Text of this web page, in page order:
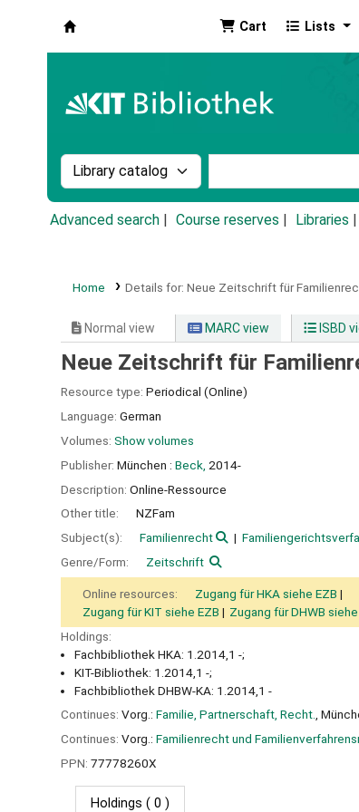
Cart Lists
Search the catalog by:
Advanced search Course reserves Libraries
Home Details for: Neue Zeitschrift für
Normal view MARC view ISBD
Neue Zeitschrift für
Resource type: Periodical (Online)
Language: German
Volumes: Show volumes
Publisher: München : Beck, 2014-
Description: Online-Ressource
Other title:
NZFam
Subject(s):
Familienrecht
Genre/Form:
Zeitschrift
Online resources:
Zugang für HKA siehe EZB
Zugang für KIT siehe EZB
Zugang für DHWB siehe
Holdings:
Fachbibliothek HKA: 1.2014,1 -;
KIT-Bibliothek: 1.2014,1 -;
Fachbibliothek DHBW-KA: 1.2014,1 -
Continues: Vorg.: Familie, Partnerschaft, Recht.,
Continues: Vorg.: Familienrecht und
PPN: 77778260X
Holdings ( 0 )